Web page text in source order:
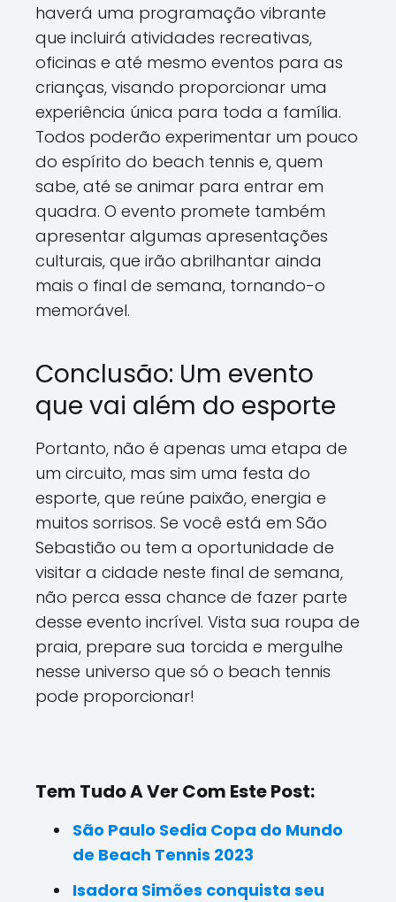
haverá uma programação vibrante
que incluirá atividades recreativas,
oficinas e até mesmo eventos para as
crianças, visando proporcionar uma
experiência única para toda a família.
Todos poderão experimentar um pouco
do espírito do beach tennis e, quem
sabe, até se animar para entrar em
quadra. O evento promete também
apresentar algumas apresentações
culturais, que irão abrilhantar ainda
mais o final de semana, tornando-o
memorável.
Conclusão: Um evento
que vai além do esporte
Portanto, não é apenas uma etapa de
um circuito, mas sim uma festa do
esporte, que reúne paixão, energia e
muitos sorrisos. Se você está em São
Sebastião ou tem a oportunidade de
visitar a cidade neste final de semana,
não perca essa chance de fazer parte
desse evento incrível. Vista sua roupa de
praia, prepare sua torcida e mergulhe
nesse universo que só o beach tennis
pode proporcionar!
Tem Tudo A Ver Com Este Post:
São Paulo Sedia Copa do Mundo
de Beach Tennis 2023
Isadora Simões conquista seu